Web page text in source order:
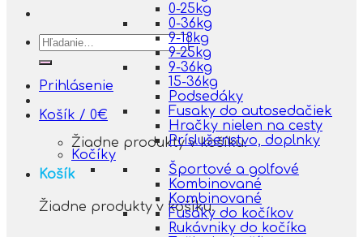
Hľadať:
Prihlásenie
Košík / 0€
Žiadne produkty v košíku.
Košík
Žiadne produkty v košíku.
0-25kg
0-36kg
9-18kg
9-25kg
9-36kg
15-36kg
Podsedáky
Fusaky do autosedačiek
Hračky nielen na cesty
Príslušenstvo, doplnky
Kočíky
Športové a golfové
Kombinované
Kombinované
Fusáky do kočíkov
Rukávniky do kočíka